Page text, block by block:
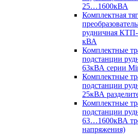
25…1600кВА
Комплектная
рудничная
кВА
Комплектные
подстанции
63кВА серии
Комплектные
подстанции
25кВА
Комплектные
подстанции
63…1600кВА
напряжения)